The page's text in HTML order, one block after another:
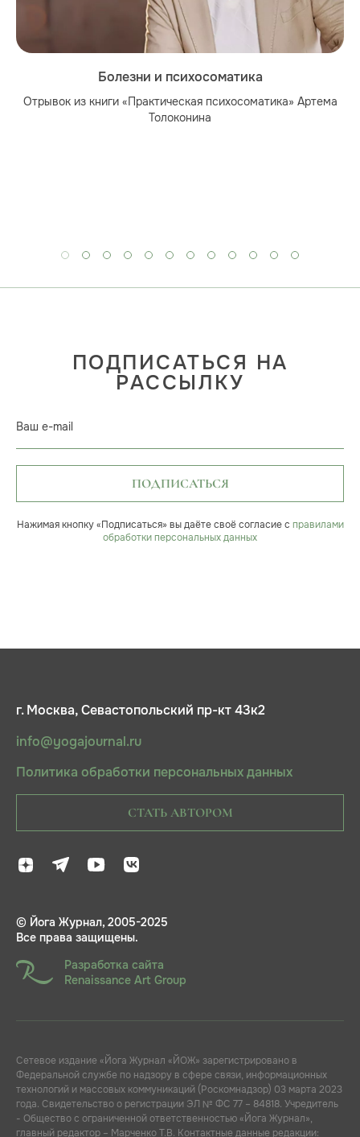
Болезни и психосоматика
Отрывок из книги «Практическая психосоматика» Артема
Толоконина
ПОДПИСАТЬСЯ НА
РАССЫЛКУ
Ваш e-mail
ПОДПИСАТЬСЯ
Нажимая кнопку «Подписаться» вы даёте своё согласие с правилами
обработки персональных данных
г. Москва, Севастопольский пр-кт 43к2
info@yogajournal.ru
Политика обработки персональных данных
СТАТЬ АВТОРОМ
© Йога Журнал, 2005-2025
Все права защищены.
Разработка сайта
Renaissance Art Group
Сетевое издание «Йога Журнал «ЙОЖ» зарегистрировано в
Федеральной службе по надзору в сфере связи, информационных
технологий и массовых коммуникаций (Роскомнадзор) 03 марта 2023
года. Свидетельство о регистрации ЭЛ № ФС 77 – 84818. Учредитель
- Общество с ограниченной ответственностью «Йога Журнал»,
главный редактор – Марченко Т.В. Контактные данные редакции: